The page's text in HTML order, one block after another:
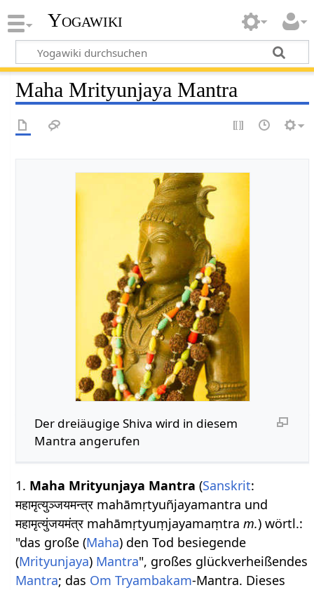
Yogawiki
Maha Mrityunjaya Mantra
Der dreiäugige Shiva wird in diesem
Mantra angerufen
1. Maha Mrityunjaya Mantra (Sanskrit:
महामृत्युञ्जयमन्त्र mahāmṛtyuñjayamantra und
महामृत्युंजयमंत्र mahāmṛtyuṃjayamaṃtram.) wörtl.:
"das große (Maha) den Tod besiegende
(Mrityunjaya) Mantra", großes glückverheißendes
Mantra; das Om Tryambakam-Mantra. Dieses